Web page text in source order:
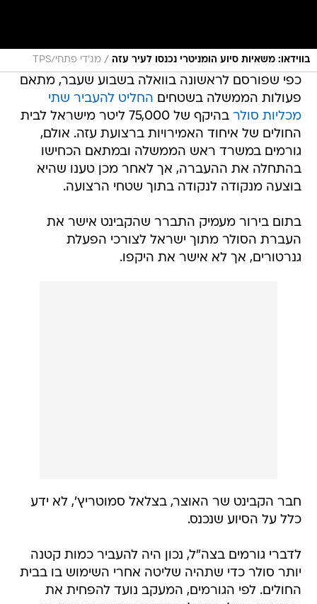
בווידאו: משאיות סיוע הומניטרי נכנסו לעיר עזה / מג'די פתחי/TPS
כפי שפורסם לראשונה בוואלה בשבוע שעבר, מתאם
פעולות הממשלה בשטחים החליט להעביר שתי
מכליות סולר
בהיקף של 75,000 ליטר מישראל לבית
החולים של איחוד האמירויות ברצועת עזה. אולם,
גורמים במשרד ראש הממשלה ובמתאם הכחישו
בהתחלה את ההעברה, אך לאחר מכן טענו שהיא
בוצעה מנקודה לנקודה בתוך שטחי הרצועה.
בתום בירור מעמיק התברר שהקבינט אישר את
העברת הסולר מתוך ישראל לצורכי הפעלת
גנרטורים, אך לא אישר את היקפו.
חבר הקבינט שר האוצר, בצלאל סמוטריץ', לא ידע
כלל על הסיוע שנכנס.
לדברי גורמים בצה"ל, נכון היה להעביר כמות קטנה
יותר סולר כדי שתהיה שליטה אחרי השימוש בו בבית
החולים. לפי הגורמים, המעקב נועד להפחית את